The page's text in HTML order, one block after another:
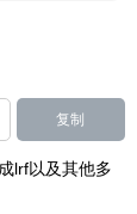
复制
lrf以及其他多